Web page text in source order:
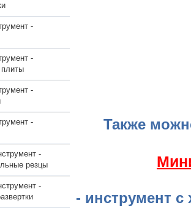
-
-
плиты
-
-
-
резцы
-
Также
- инструмент